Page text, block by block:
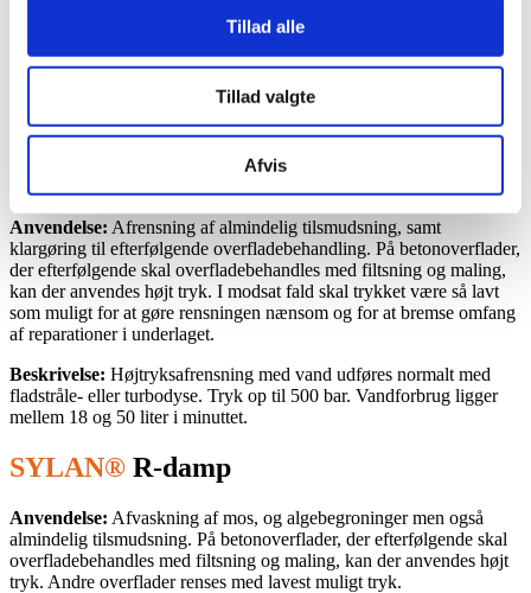
Tillad alle
Tillad valgte
Afvis
facaderenoveringen og kan således assistere i forbindelse med valg
Læs mere om facaderenovering
Rensemetoder
Facaderensning medSYLAN®
Anvendelse: Afrensning af almindelig tilsmudsning, samt
klargøring til efterfølgende overfladebehandling. På betonoverflader,
der efterfølgende skal overfladebehandles med filtsning og maling,
kan der anvendes højt tryk. I modsat fald skal trykket være så lavt
som muligt for at gøre rensningen nænsom og for at bremse omfang
af reparationer i underlaget.
Beskrivelse: Højtryksafrensning med vand udføres normalt med
fladstråle- eller turbodyse. Tryk op til 500 bar. Vandforbrug ligger
mellem 18 og 50 liter i minuttet.
SYLAN® R-damp
Anvendelse: Afvaskning af mos, og algebegroninger men også
almindelig tilsmudsning. På betonoverflader, der efterfølgende skal
overfladebehandles med filtsning og maling, kan der anvendes højt
tryk. Andre overflader renses med lavest muligt tryk.